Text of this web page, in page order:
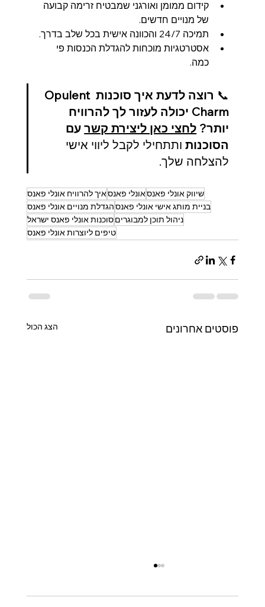
קידום ממומן ואורגני שמבטיח זרימה קבועה
של מנויים חדשים.
תמיכה 24/7 והכוונה אישית בכל שלב בדרך.
אסטרטגיות מוכחות להגדלת הכנסות פי
כמה.
📞
רוצה לדעת איך סוכנות Opulent
Charm יכולה לעזור לך להרוויח
יותר? לחצי כאן ליצירת קשר עם
הסוכנות ותתחילי לקבל ליווי אישי
להצלחה שלך.
שיווק אונלי פאנסאונלי פאנסאיך להרוויח אונלי פאנס
בניית מותג אישי אונלי פאנסהגדלת מנויים אונלי פאנס
ניהול תוכן למבוגריםסוכנות אונלי פאנס ישראל
טיפים ליוצרות אונלי פאנס
פוסטים אחרונים הצג הכול